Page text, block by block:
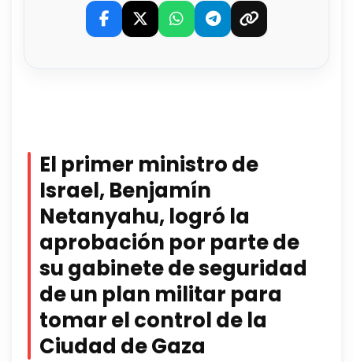
El primer ministro de
Israel, Benjamín
Netanyahu, logró la
aprobación por parte de
su gabinete de seguridad
de un plan militar para
tomar el control de la
Ciudad de Gaza